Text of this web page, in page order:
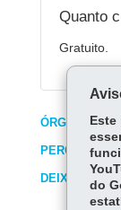
Quanto
Gratuito.
ÓRGÃO
PERGUNTAS
DEIXE SUA
do